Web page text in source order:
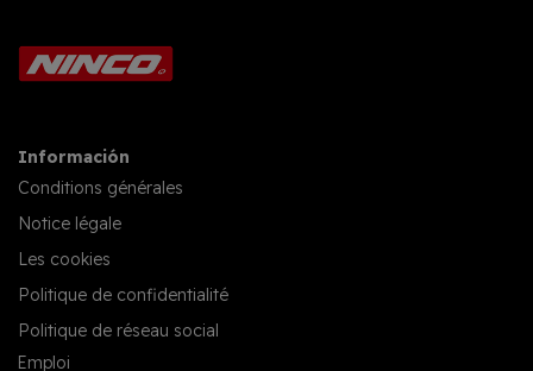
Información
Conditions générales
Notice légale
Les cookies
Politique de confidentialité
Politique de réseau social
Emploi